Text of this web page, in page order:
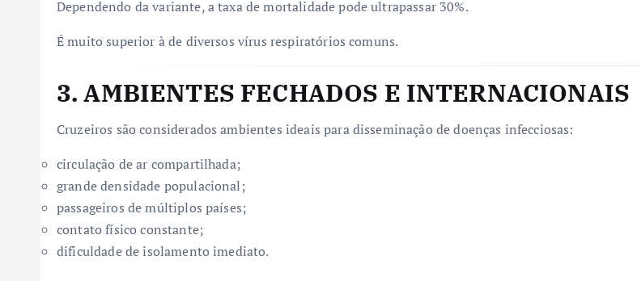
Dependendo da variante, a taxa de mortalidade pode ultrapassar 30%.
É muito superior à de diversos vírus respiratórios comuns.
3. AMBIENTES FECHADOS E INTERNACIONAIS
Cruzeiros são considerados ambientes ideais para disseminação de doenças infecciosas:
circulação de ar compartilhada;
grande densidade populacional;
passageiros de múltiplos países;
contato físico constante;
dificuldade de isolamento imediato.